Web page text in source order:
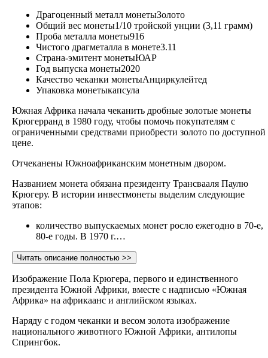
Драгоценный металл монетыЗолото
Общий вес монеты1/10 тройской унции (3,11 грамм)
Проба металла монеты916
Чистого драгметалла в монете3.11
Страна-эмитент монетыЮАР
Год выпуска монеты2020
Качество чеканки монетыАнциркулейтед
Упаковка монетыкапсула
Южная Африка начала чеканить дробные золотые монеты
Крюгерранд в 1980 году, чтобы помочь покупателям с
ограниченными средствами приобрести золото по доступной
цене.
Отчеканены Южноафриканским монетным двором.
Названием монета обязана президенту Трансвааля Паулю
Крюгеру. В истории инвестмонеты выделим следующие
этапов:
количество выпускаемых монет росло ежегодно в 70-е,
80-е годы. В 1970 г.…
Читать описание полностью >>
Изображение Пола Крюгера, первого и единственного
президента Южной Африки, вместе с надписью «Южная
Африка» на африкаанс и английском языках.
Наряду с годом чеканки и весом золота изображение
национального животного Южной Африки, антилопы
Спрингбок.